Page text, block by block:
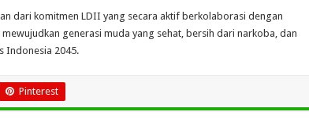
dari komitmen LDII yang secara aktif berkolaborasi dengan
generasi muda yang sehat, bersih dari narkoba, dan
Indonesia 2045.
Pinterest